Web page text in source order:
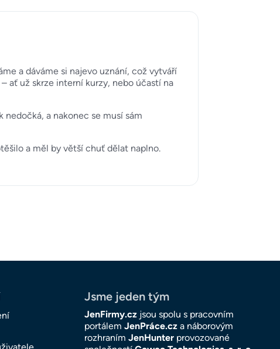
a dáváme si najevo uznání, což vytváří
ať už skrze interní kurzy, nebo účastí na
a nakonec se musí sám
a měl by větší chuť dělat naplno.
Jsme jeden tým
JenFirmy.cz jsou spolu s pracovním
portálem JenPráce.cz a náborovým
rozhraním JenHunter provozované